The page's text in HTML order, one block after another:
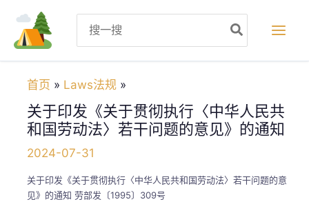
for:
首页 Laws法规
关于印发《关于贯彻执行〈中华人民共
和国劳动法〉若干问题的意见》的通知
2024-07-31
关于印发《关于贯彻执行〈中华人民共和国劳动法〉若干问题的意
见》的通知 劳部发〔1995〕309号